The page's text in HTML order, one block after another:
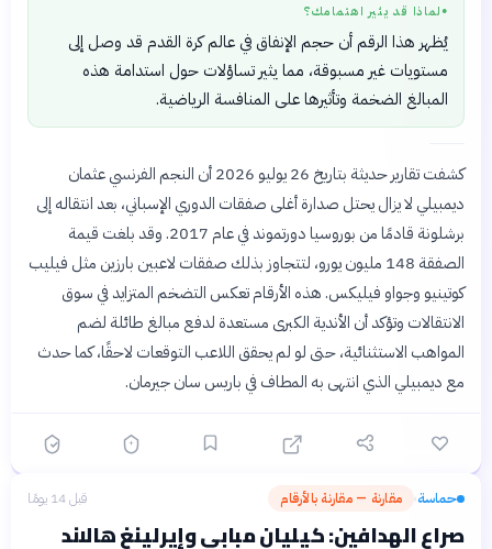
● لماذا قد يثير اهتمامك؟
يُظهر هذا الرقم أن حجم الإنفاق في عالم كرة القدم قد وصل إلى
مستويات غير مسبوقة، مما يثير تساؤلات حول استدامة هذه
المبالغ الضخمة وتأثيرها على المنافسة الرياضية.
كشفت تقارير حديثة بتاريخ 26 يوليو 2026 أن النجم الفرنسي عثمان
ديمبيلي لا يزال يحتل صدارة أغلى صفقات الدوري الإسباني، بعد انتقاله إلى
برشلونة قادمًا من بوروسيا دورتموند في عام 2017. وقد بلغت قيمة
الصفقة 148 مليون يورو، لتتجاوز بذلك صفقات لاعبين بارزين مثل فيليب
كوتينيو وجواو فيليكس. هذه الأرقام تعكس التضخم المتزايد في سوق
الانتقالات وتؤكد أن الأندية الكبرى مستعدة لدفع مبالغ طائلة لضم
المواهب الاستثنائية، حتى لو لم يحقق اللاعب التوقعات لاحقًا، كما حدث
مع ديمبيلي الذي انتهى به المطاف في باريس سان جيرمان.
حماسة› مقارنة — مقارنة بالأرقام قبل 14 يومًا
صراع الهدافين: كيليان مبابي وإيرلينغ هالاند